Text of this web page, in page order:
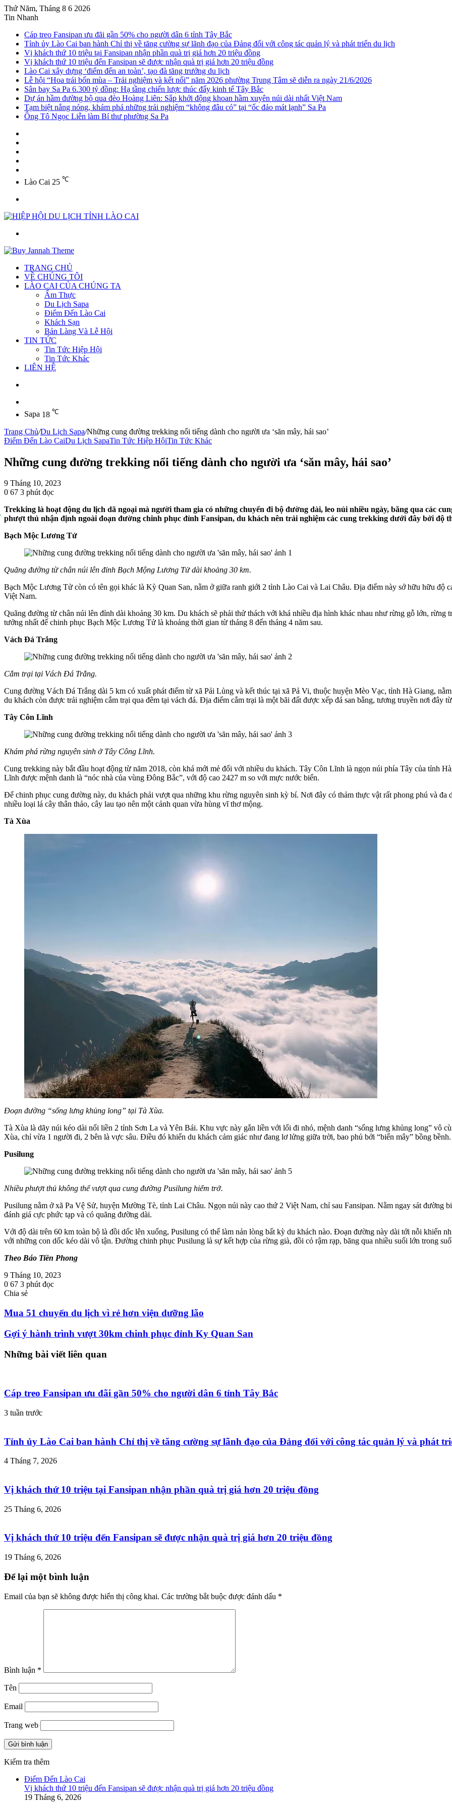
Thứ Năm, Tháng 8 6 2026
Tin Nhanh
Cáp treo Fansipan ưu đãi gần 50% cho người dân 6 tỉnh Tây Bắc
Tỉnh ủy Lào Cai ban hành Chỉ thị về tăng cường sự lãnh đạo của Đảng đối với công tác quản lý và phát triển du lịch
Vị khách thứ 10 triệu tại Fansipan nhận phần quà trị giá hơn 20 triệu đồng
Vị khách thứ 10 triệu đến Fansipan sẽ được nhận quà trị giá hơn 20 triệu đồng
Lào Cai xây dựng ‘điểm đến an toàn’, tạo đà tăng trưởng du lịch
Lễ hội “Hoa trái bốn mùa – Trải nghiệm và kết nối” năm 2026 phường Trung Tâm sẽ diễn ra ngày 21/6/2026
Sân bay Sa Pa 6.300 tỷ đồng: Hạ tầng chiến lược thúc đẩy kinh tế Tây Bắc
Dự án hầm đường bộ qua đèo Hoàng Liên: Sắp khởi động khoan hầm xuyên núi dài nhất Việt Nam
Tạm biệt nắng nóng, khám phá những trải nghiệm “không đâu có” tại “ốc đảo mát lạnh” Sa Pa
Ông Tô Ngọc Liễn làm Bí thư phường Sa Pa
Lào Cai 25 ℃
TRANG CHỦ
VỀ CHÚNG TÔI
LÀO CAI CỦA CHÚNG TA
Ẩm Thực
Du Lịch Sapa
Điểm Đến Lào Cai
Khách Sạn
Bản Làng Và Lễ Hội
TIN TỨC
Tin Tức Hiệp Hội
Tin Tức Khác
LIÊN HỆ
Sapa 18 ℃
Trang Chủ/Du Lịch Sapa/Những cung đường trekking nổi tiếng dành cho người ưa ‘săn mây, hái sao’
Điểm Đến Lào CaiDu Lịch SapaTin Tức Hiệp HộiTin Tức Khác
Những cung đường trekking nổi tiếng dành cho người ưa ‘săn mây, hái sao’
9 Tháng 10, 2023
0 67 3 phút đọc
Trekking là hoạt động du lịch dã ngoại mà người tham gia có những chuyến đi bộ đường dài, leo núi nhiều ngày, băng qua các
phượt thủ nhận định ngoài đoạn đường chinh phục đỉnh Fansipan, du khách nên trải nghiệm các cung trekking dưới đây bởi độ
Bạch Mộc Lương Tử
Quãng đường từ chân núi lên đỉnh Bạch Mộng Lương Tử dài khoảng 30 km.
Bạch Mộc Lương Tử còn có tên gọi khác là Kỳ Quan San, nằm ở giữa ranh giới 2 tỉnh Lào Cai và Lai Châu. Địa điểm này sở hữu hữu độ
Việt Nam.
Quãng đường từ chân núi lên đỉnh dài khoảng 30 km. Du khách sẽ phải thử thách với khá nhiều địa hình khác nhau như rừng gỗ lớn, rừng
tưởng nhất để chinh phục Bạch Mộc Lương Tử là khoảng thời gian từ tháng 8 đến tháng 4 năm sau.
Vách Đá Trắng
Cắm trại tại Vách Đá Trắng.
Cung đường Vách Đá Trắng dài 5 km có xuất phát điểm từ xã Pải Lủng và kết thúc tại xã Pả Vi, thuộc huyện Mèo Vạc, tỉnh Hà Giang,
du khách còn được trải nghiệm cắm trại qua đêm tại vách đá. Địa điểm cắm trại là một bãi đất được xếp đá san bằng, tương truyền nơi đây
Tây Côn Lĩnh
Khám phá rừng nguyên sinh ở Tây Công Lĩnh.
Cung trekking này bắt đầu hoạt động từ năm 2018, còn khá mới mẻ đối với nhiều du khách. Tây Côn Lĩnh là ngọn núi phía Tây của tỉnh
Lĩnh được mệnh danh là “nóc nhà của vùng Đông Bắc”, với độ cao 2427 m so với mực nước biển.
Để chinh phục cung đường này, du khách phải vượt qua những khu rừng nguyên sinh kỳ bí. Nơi đây có thảm thực vật rất phong phú và
nhiều loại lá cây thân thảo, cây lau tạo nên một cảnh quan vừa hùng vĩ thơ mộng.
Tà Xùa
Đoạn đường “sống lưng khủng long” tại Tà Xùa.
Tà Xùa là dãy núi kéo dài nối liền 2 tỉnh Sơn La và Yên Bái. Khu vực này gắn liền với lối đi nhỏ, mệnh danh “sống lưng khủng long” vô
Xùa, chỉ vừa 1 người đi, 2 bên là vực sâu. Điều đó khiến du khách cảm giác như đang lơ lửng giữa trời, bao phủ bởi “biển mây” bồng bềnh.
Pusilung
Nhiều phượt thủ không thể vượt qua cung đường Pusilung hiểm trở.
Pusilung nằm ở xã Pa Vệ Sử, huyện Mường Tè, tỉnh Lai Châu. Ngọn núi này cao thứ 2 Việt Nam, chỉ sau Fansipan. Nằm ngay sát
đánh giá cực phức tạp và có quãng đường dài.
Với độ dài trên 60 km toàn bộ là đồi dốc lên xuống, Pusilung có thể làm nản lòng bất kỳ du khách nào. Đoạn đường này dài tới nỗi khiến
với những con dốc kéo dài vô tận. Đường chinh phục Pusilung là sự kết hợp của rừng già, đồi cỏ rậm rạp, băng qua nhiều suối lớn trong
Theo Báo Tiền Phong
9 Tháng 10, 2023
0 67 3 phút đọc
Chia sẻ
sẻ
email
Mua 51 chuyến du lịch vì rẻ hơn viện dưỡng lão
Gợi ý hành trình vượt 30km chinh phục đỉnh Ky Quan San
Những bài viết liên quan
Cáp treo Fansipan ưu đãi gần 50% cho người dân 6 tỉnh Tây Bắc
3 tuần trước
Tỉnh ủy Lào Cai ban hành Chỉ thị về tăng cường sự lãnh đạo của Đảng đối với công tác quản lý và phát
4 Tháng 7, 2026
Vị khách thứ 10 triệu tại Fansipan nhận phần quà trị giá hơn 20 triệu đồng
25 Tháng 6, 2026
Vị khách thứ 10 triệu đến Fansipan sẽ được nhận quà trị giá hơn 20 triệu đồng
19 Tháng 6, 2026
Để lại một bình luận
Email của bạn sẽ không được hiển thị công khai. Các trường bắt buộc được đánh dấu *
Bình luận *
Tên
Email
Trang web
Kiểm tra thêm
Điểm Đến Lào Cai
Vị khách thứ 10 triệu đến Fansipan sẽ được nhận quà trị giá hơn 20 triệu đồng
19 Tháng 6, 2026